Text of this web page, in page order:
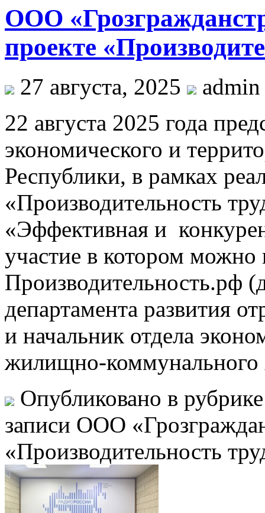
ООО
проекте
27 августа, 2025
admin
22 августа 2025 года
экономического и
Республики, в рамках
«Производительность
«Эффективная и
участие в котором можно
Производительность.рф
департамента развития
и начальник отдела
жилищно-
Опубликовано в
записи ООО
«Производительность